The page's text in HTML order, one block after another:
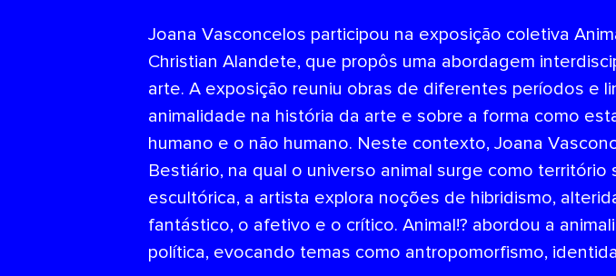
Joana Vasconcelos participou na exposição coletiva
Christian Alandete, que propôs uma abordagem
arte. A exposição reuniu obras de diferentes períodos e
animalidade na história da arte e sobre a forma como
humano e o não humano. Neste contexto, Joana
Bestiário, na qual o universo animal surge como
escultórica, a artista explora noções de hibridismo,
fantástico, o afetivo e o crítico. Animal!? abordou a
política, evocando temas como antropomorfismo,